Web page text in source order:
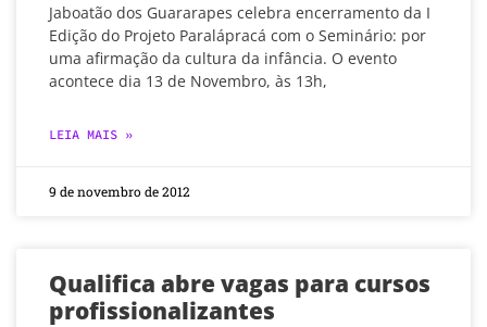
Jaboatão dos Guararapes celebra encerramento da I
Edição do Projeto Paralápracá com o Seminário: por
uma afirmação da cultura da infância. O evento
acontece dia 13 de Novembro, às 13h,
LEIA MAIS »
9 de novembro de 2012
Qualifica abre vagas para cursos
profissionalizantes